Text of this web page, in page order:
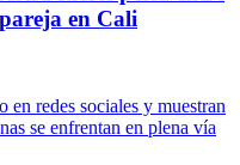
en Cali
en redes sociales y muestran
se enfrentan en plena vía